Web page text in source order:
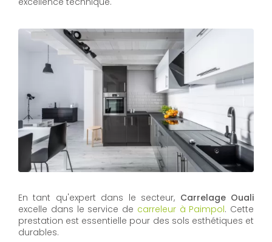
En tant qu'expert dans le secteur, Carrelage Ouali
excelle dans le service de carreleur à Paimpol. Cette
prestation est essentielle pour des sols esthétiques et
durables.